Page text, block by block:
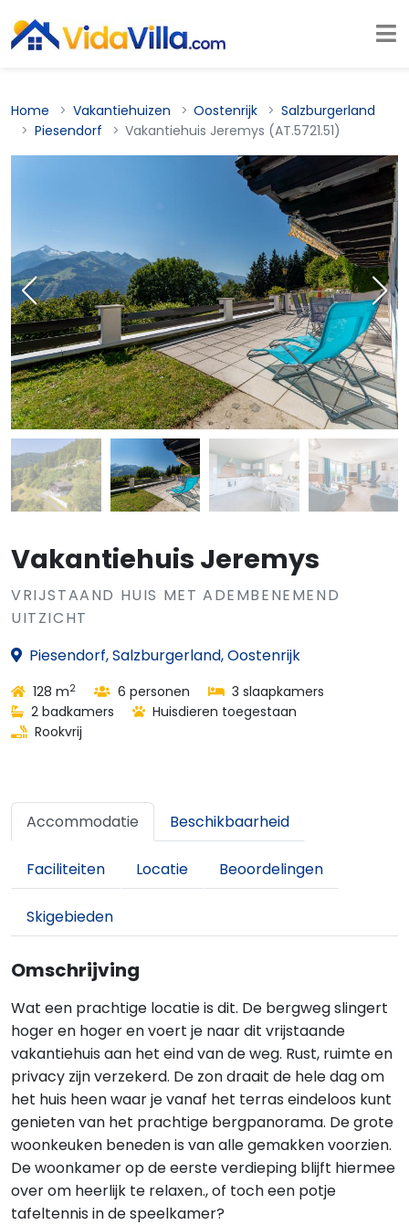
Home Vakantiehuizen Oostenrijk
Salzburgerland
Piesendorf
Vakantiehuis Jeremys (AT.5721.51)
Vakantiehuis Jeremys
VRIJSTAAND HUIS MET ADEMBENEMEND
UITZICHT
Piesendorf, Salzburgerland, Oostenrijk
128 m2 6 personen
3 slaapkamers
2 badkamers
Huisdieren toegestaan
Rookvrij
Accommodatie Beschikbaarheid
Faciliteiten Locatie Beoordelingen
Skigebieden
Omschrijving
Wat een prachtige locatie is dit. De bergweg slingert
hoger en hoger en voert je naar dit vrijstaande
vakantiehuis aan het eind van de weg. Rust, ruimte en
privacy zijn verzekerd. De zon draait de hele dag om
het huis heen waar je vanaf het terras eindeloos kunt
genieten van het prachtige bergpanorama. De grote
woonkeuken beneden is van alle gemakken voorzien.
De woonkamer op de eerste verdieping blijft hiermee
over om heerlijk te relaxen., of toch een potje
tafeltennis in de speelkamer?